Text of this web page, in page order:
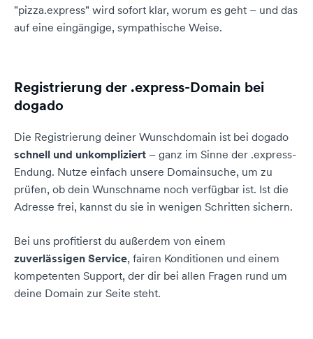
"pizza.express" wird sofort klar, worum es geht – und das
auf eine eingängige, sympathische Weise.
Registrierung der .express-Domain bei
dogado
Die Registrierung deiner Wunschdomain ist bei dogado
schnell und unkompliziert – ganz im Sinne der .express-
Endung. Nutze einfach unsere Domainsuche, um zu
prüfen, ob dein Wunschname noch verfügbar ist. Ist die
Adresse frei, kannst du sie in wenigen Schritten sichern.
Bei uns profitierst du außerdem von einem
zuverlässigen Service, fairen Konditionen und einem
kompetenten Support, der dir bei allen Fragen rund um
deine Domain zur Seite steht.